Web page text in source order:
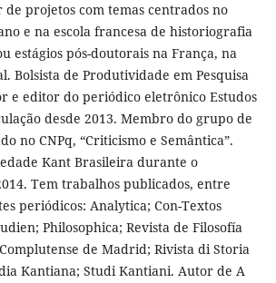
de projetos com temas centrados no
e na escola francesa de historiografia
estágios pós-doutorais na França, na
Bolsista de Produtividade em Pesquisa
e editor do periódico eletrônico Estudos
desde 2013. Membro do grupo de
no CNPq, “Criticismo e Semântica”.
Kant Brasileira durante o
Tem trabalhos publicados, entre
periódicos: Analytica; Con-Textos
Philosophica; Revista de Filosofía
de Madrid; Rivista di Storia
Kantiana; Studi Kantiani. Autor de A